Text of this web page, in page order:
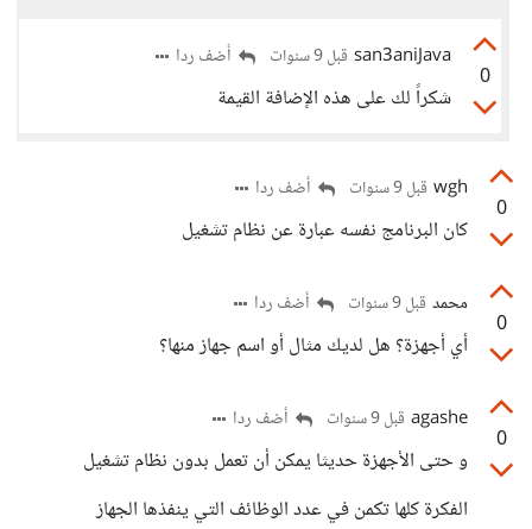
0
san3aniJava قبل 9 سنوات أضف ردا
شكراً لك على هذه الإضافة القيمة
0
wgh قبل 9 سنوات أضف ردا
كان البرنامج نفسه عبارة عن نظام تشغيل
0
محمد قبل 9 سنوات أضف ردا
أي أجهزة؟ هل لديك مثال أو اسم جهاز منها؟
0
agashe قبل 9 سنوات أضف ردا
و حتى الأجهزة حديثا يمكن أن تعمل بدون نظام تشغيل
الفكرة كلها تكمن في عدد الوظائف التي ينفذها الجهاز